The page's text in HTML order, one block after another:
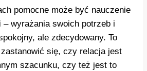
pomocne może być nauczenie
– wyrażania swoich potrzeb i
ale zdecydowany. To
się, czy relacja jest
szacunku, czy też jest to